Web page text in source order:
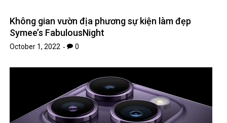
Không gian vườn địa phương sự kiện làm đẹp
Symee’s FabulousNight
October 1, 2022 0